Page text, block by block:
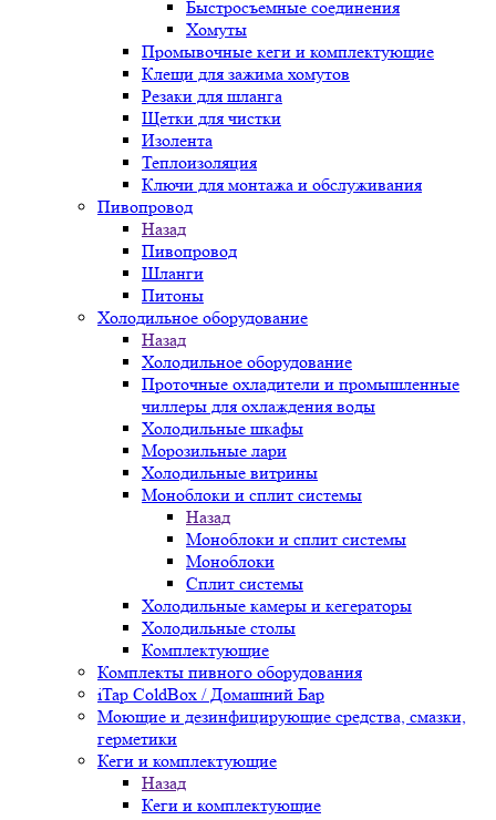
Быстросъемные соединения
Хомуты
Промывочные кеги и комплектующие
Клещи для зажима хомутов
Резаки для шланга
Щетки для чистки
Изолента
Теплоизоляция
Ключи для монтажа и обслуживания
Пивопровод
Назад
Пивопровод
Шланги
Питоны
Холодильное оборудование
Назад
Холодильное оборудование
Проточные охладители и промышленные
чиллеры для охлаждения воды
Холодильные шкафы
Морозильные лари
Холодильные витрины
Моноблоки и сплит системы
Назад
Моноблоки и сплит системы
Моноблоки
Сплит системы
Холодильные камеры и кегераторы
Холодильные столы
Комплектующие
Комплекты пивного оборудования
iTap ColdBox / Домашний Бар
Моющие и дезинфицирующие средства, смазки,
герметики
Кеги и комплектующие
Назад
Кеги и комплектующие